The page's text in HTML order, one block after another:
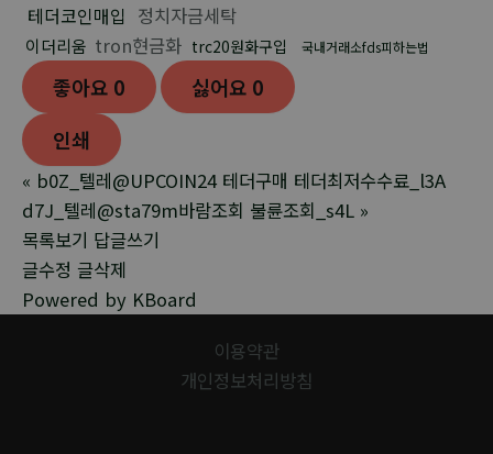
테더코인매입 정치자금세탁
이더리움 tron현금화 trc20원화구입 국내거래소fds피하는법
좋아요 0 싫어요 0
인쇄
« b0Z_텔레@UPCOIN24 테더구매 테더최저수수료_l3A
d7J_텔레@sta79m바람조회 불륜조회_s4L »
목록보기 답글쓰기
글수정 글삭제
Powered by KBoard
이용약관
개인정보처리방침